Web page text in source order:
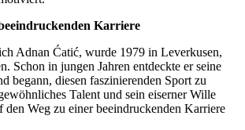
Karriere
Adnan Ćatić, wurde 1979 in Leverkusen,
Schon in jungen Jahren entdeckte er seine
begann, diesen faszinierenden Sport zu
Talent und sein eiserner Wille
den Weg zu einer beeindruckenden Karriere